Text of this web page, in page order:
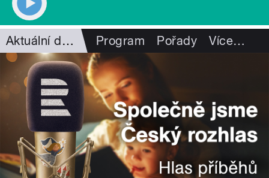
Aktuální dění Program Pořady Více…